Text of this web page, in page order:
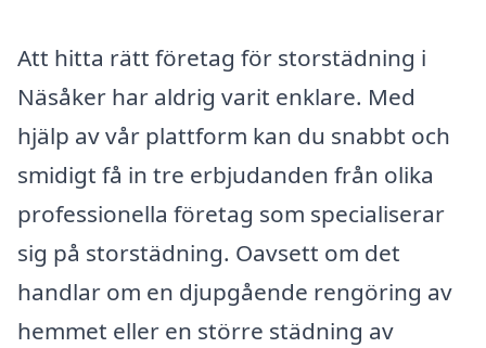
Att hitta rätt företag för storstädning i
Näsåker har aldrig varit enklare. Med
hjälp av vår plattform kan du snabbt och
smidigt få in tre erbjudanden från olika
professionella företag som specialiserar
sig på storstädning. Oavsett om det
handlar om en djupgående rengöring av
hemmet eller en större städning av